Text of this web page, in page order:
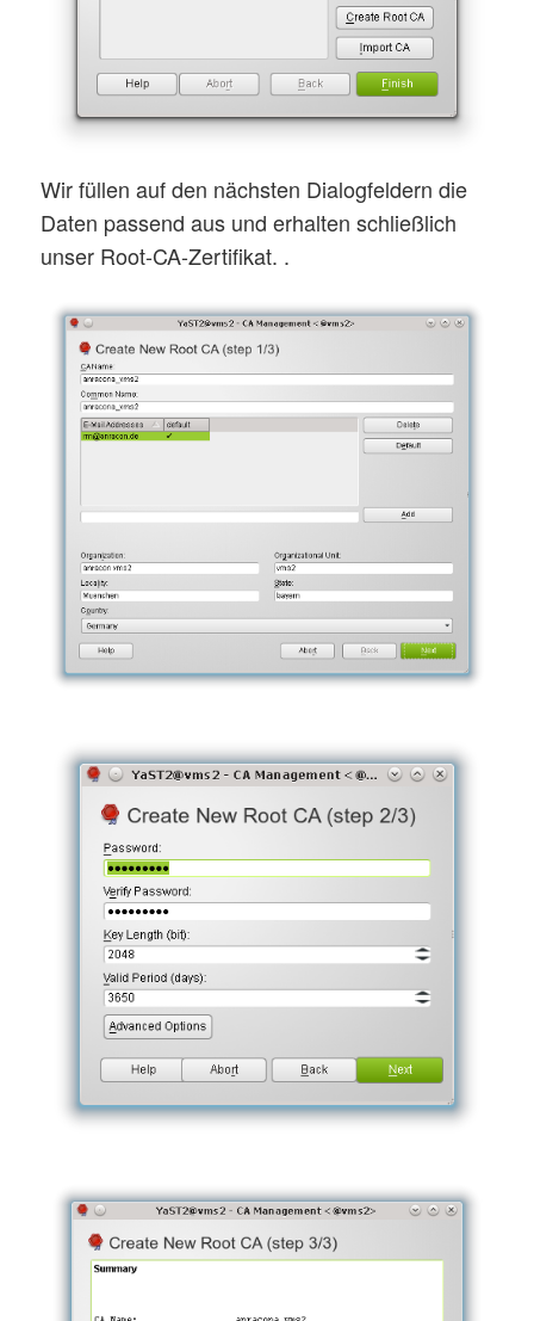
Wir füllen auf den nächsten Dialogfeldern die
Daten passend aus und erhalten schließlich
unser Root-CA-Zertifikat. .